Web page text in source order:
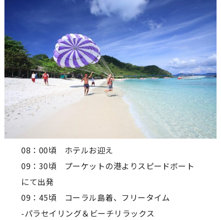
08：00頃 ホテルお迎え
09：30頃 プーケットの港よりスピードボート
にて出発
09：45頃 コーラル島着、フリータイム
-パラセイリング＆ビーチリラックス